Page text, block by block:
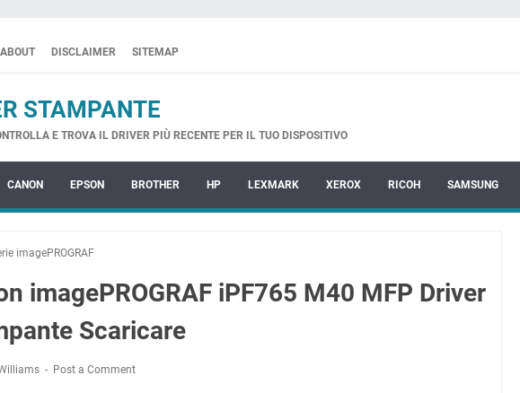
ABOUT DISCLAIMER SITEMAP
STAMPANTE
E TROVA IL DRIVER PIÙ RECENTE PER IL TUO DISPOSITIVO
CANON EPSON BROTHER HP LEXMARK XEROX RICOH SAMSUNG
imagePROGRAF
imagePROGRAF iPF765 M40 MFP Driver
Scaricare
Post a Comment